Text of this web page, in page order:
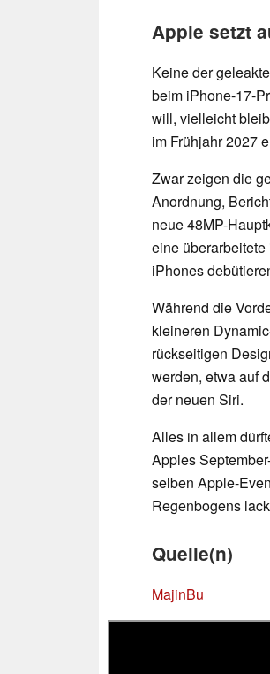
Apple setzt
Keine der
beim iPhone-17-
will, vielleicht
im Frühjahr 2027
Zwar zeigen die
Anordnung,
neue 48MP-
eine
iPhones
Während die
kleineren
rückseitigen
werden, etwa auf
der neuen Siri.
Alles in allem
Apples
selben Apple-
Regenbogens
Quelle(n)
MajinBu